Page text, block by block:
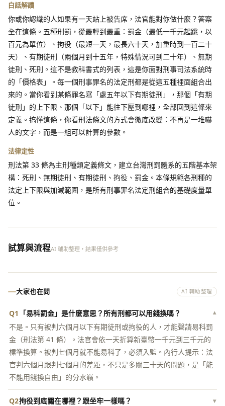
白話解讀
你或你認識的人如果有一天站上被告席，法官能對你做什麼？答案
全在這條。五種刑罰，從最輕到最重：罰金（最低一千元起跳，以
百元為單位）、拘役（最短一天，最長六十天，加重時到一百二十
天）、有期徒刑（兩個月到十五年，特殊情況可到二十年）、無期
徒刑、死刑。這不是教科書式的列表，這是你面對刑事司法系統時
的「價格表」。每一個刑事罪名的法定刑都是從這五種裡面組合出
來的。當你看到某條罪名寫「處五年以下有期徒刑」，那個「有期
徒刑」的上下限、那個「以下」能往下壓到哪裡，全部回到這條來
定義。搞懂這條，你看刑法條文的方式會徹底改變：不再是一堆嚇
人的文字，而是一組可以計算的參數。
法律定性
刑法第 33 條為主刑種類定義條文，建立台灣刑罰體系的五階基本架
構：死刑、無期徒刑、有期徒刑、拘役、罰金。本條規範各刑種的
法定上下限與加減範圍，是所有刑事罪名法定刑組合的基礎度量單
位。
試算與流程AI 輔助整理，結果僅供參考
大家也在問 AI 輔助整理
Q1 「易科罰金」是什麼意思？所有刑都可以用錢換嗎？ ▾
不是。只有被判六個月以下有期徒刑或拘役的人，才能聲請易科罰
金（刑法第 41 條）。法官會依一天折算新臺幣一千元到三千元的
標準換算。被判七個月就不能易科了，必須入監。內行人提示：法
官判六個月跟判七個月的差距，不只是多關三十天的問題，是「能
不能用錢換自由」的分水嶺。
Q2拘役到底關在哪裡？跟坐牢一樣嗎？ ▾